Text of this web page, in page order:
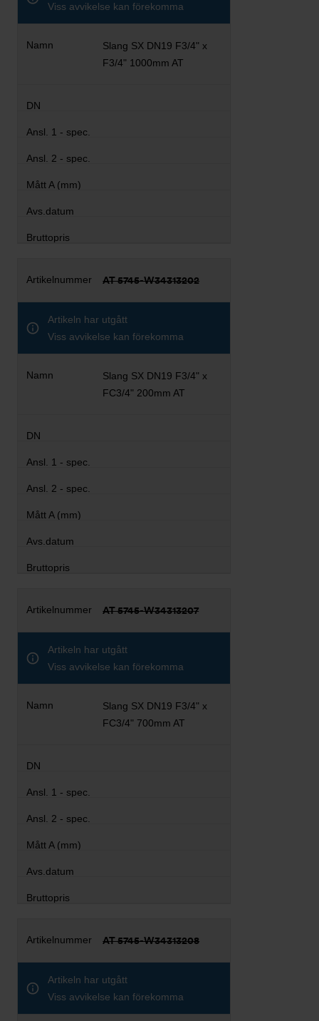
Viss avvikelse kan förekomma
Slang SX DN19 F3/4" x
F3/4" 1000mm AT
AT 5745-W34313202
Artikeln har utgått
Viss avvikelse kan förekomma
Slang SX DN19 F3/4" x
FC3/4" 200mm AT
AT 5745-W34313207
Artikeln har utgått
Viss avvikelse kan förekomma
Slang SX DN19 F3/4" x
FC3/4" 700mm AT
AT 5745-W34313208
Artikeln har utgått
Viss avvikelse kan förekomma